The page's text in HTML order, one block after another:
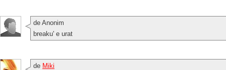
de Anonim
breaku' e urat
de Miki